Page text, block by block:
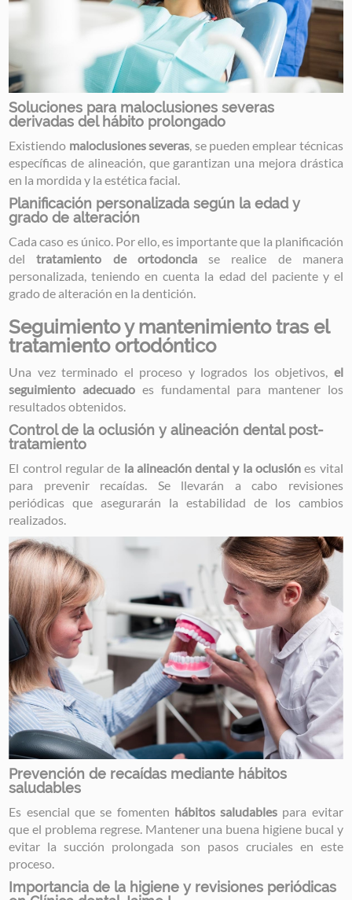
Soluciones para maloclusiones severas
derivadas del hábito prolongado
Existiendo maloclusiones severas, se pueden emplear técnicas
específicas de alineación, que garantizan una mejora drástica
en la mordida y la estética facial.
Planificación personalizada según la edad y
grado de alteración
Cada caso es único. Por ello, es importante que la planificación
del tratamiento de ortodonciase realice de manera
personalizada, teniendo en cuenta la edad del paciente y el
grado de alteración en la dentición.
Seguimiento y mantenimiento tras el
tratamiento ortodóntico
Una vez terminado el proceso y logrados los objetivos, el
seguimiento adecuado es fundamental para mantener los
resultados obtenidos.
Control de la oclusión y alineación dental post-
tratamiento
El control regular de la alineación dental y la oclusión es vital
para prevenir recaídas. Se llevarán a cabo revisiones
periódicas que asegurarán la estabilidad de los cambios
realizados.
Image
Prevención de recaídas mediante hábitos
saludables
Es esencial que se fomenten hábitos saludables para evitar
que el problema regrese. Mantener una buena higiene bucal y
evitar la succión prolongada son pasos cruciales en este
proceso.
Importancia de la higiene y revisiones periódicas